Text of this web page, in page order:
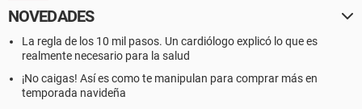
NOVEDADES
La regla de los 10 mil pasos. Un cardiólogo explicó lo que es
realmente necesario para la salud
¡No caigas! Así es como te manipulan para comprar más en
temporada navideña